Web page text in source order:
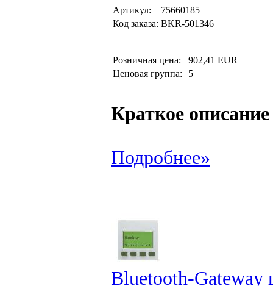
Артикул:
75660185
Код заказа: BKR-501346
Розничная цена:
902,41 EUR
Ценовая группа:
5
Краткое описание
Подробнее»
Bluetooth-Gateway